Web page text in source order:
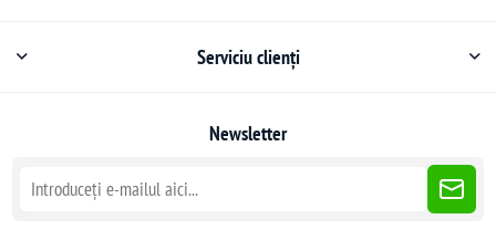
Serviciu clienți
Newsletter